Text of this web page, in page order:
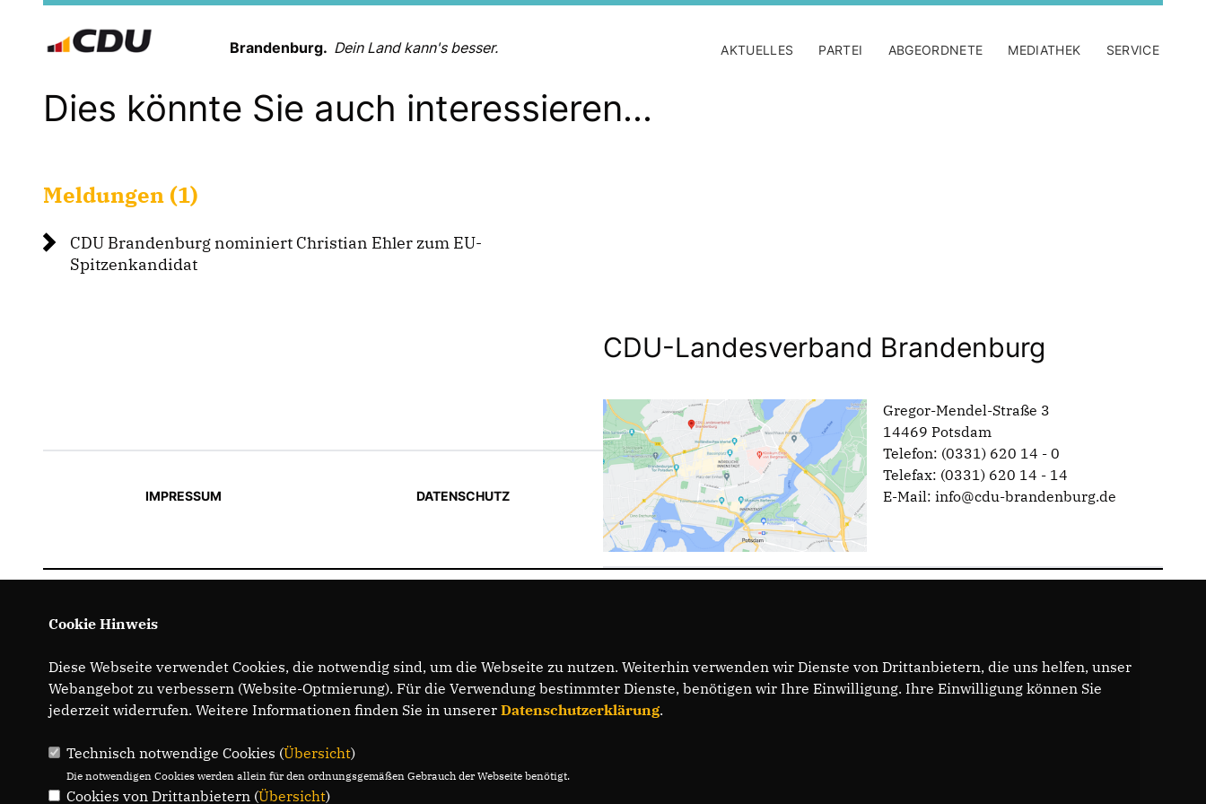
Brandenburg. Dein Land kann's besser. AKTUELLES PARTEI ABGEORDNETE MEDIATHEK SERVICE
Dies könnte Sie auch interessieren...
Meldungen (1)
CDU Brandenburg nominiert Christian Ehler zum EU-
Spitzenkandidat
IMPRESSUM DATENSCHUTZ
CDU-Landesverband Brandenburg
Gregor-Mendel-Straße 3
14469 Potsdam
Telefon: (0331) 620 14 - 0
Telefax: (0331) 620 14 - 14
E-Mail: info@cdu-brandenburg.de
Cookie Hinweis
Diese Webseite verwendet Cookies, die notwendig sind, um die Webseite zu nutzen. Weiterhin verwenden wir Dienste von Drittanbietern, die uns helfen, unser
Webangebot zu verbessern (Website-Optmierung). Für die Verwendung bestimmter Dienste, benötigen wir Ihre Einwilligung. Ihre Einwilligung können Sie
jederzeit widerrufen. Weitere Informationen finden Sie in unserer Datenschutzerklärung.
Technisch notwendige Cookies (Übersicht)
Die notwendigen Cookies werden allein für den ordnungsgemäßen Gebrauch der Webseite benötigt.
Cookies von Drittanbietern (Übersicht)